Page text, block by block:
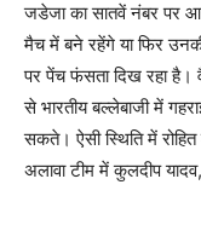
जडेजा का सातवें नंबर पर
मैच में बने रहेंगे या फिर
पर पेंच फंसता दिख रहा है।
से भारतीय बल्लेबाजी में
सकते। ऐसी स्थिति में
अलावा टीम में कुलदीप